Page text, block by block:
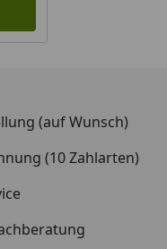
sind Circa-Maße.
(auf Wunsch)
(10 Zahlarten)